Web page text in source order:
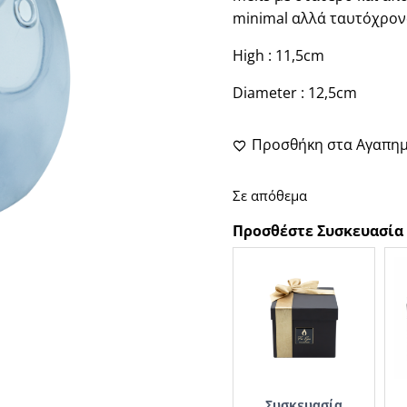
minimal αλλά
High : 11,5cm
Diameter : 12,5cm
Προσθήκη στα
Σε απόθεμα
Προσθέστε